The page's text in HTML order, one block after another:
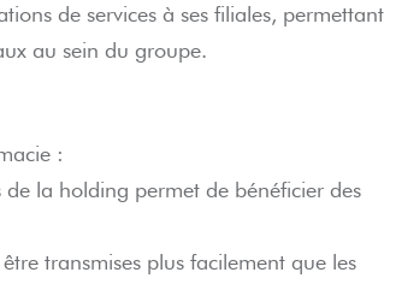
de services à ses filiales, permettant
au sein du groupe.
:
la holding permet de bénéficier des
transmises plus facilement que les